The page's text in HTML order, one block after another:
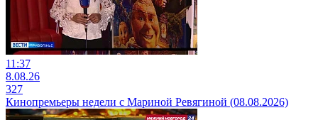
11:37
8.08.26
327
Кинопремьеры недели с Мариной Ревягиной (08.08.2026)